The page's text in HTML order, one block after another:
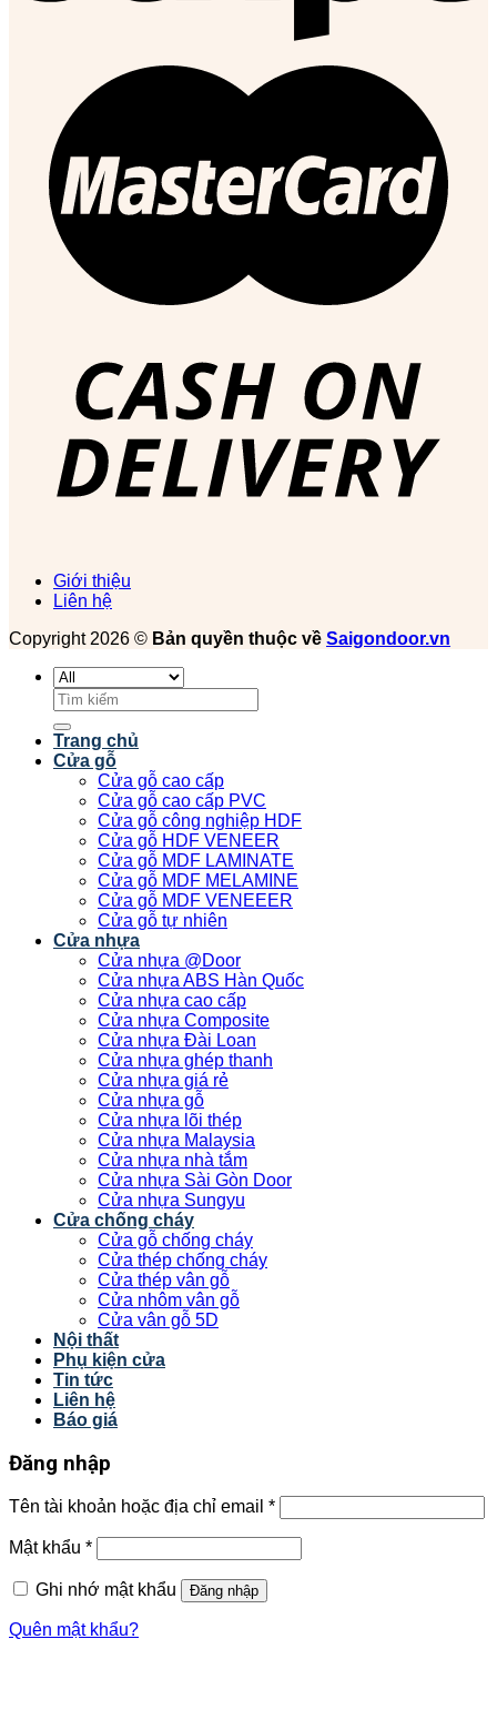
Giới thiệu
Liên hệ
Copyright 2026 © Bản quyền thuộc về Saigondoor.vn
Tìm
kiếm:
Trang chủ
Cửa gỗ
Cửa gỗ cao cấp
Cửa gỗ cao cấp PVC
Cửa gỗ công nghiệp HDF
Cửa gỗ HDF VENEER
Cửa gỗ MDF LAMINATE
Cửa gỗ MDF MELAMINE
Cửa gỗ MDF VENEEER
Cửa gỗ tự nhiên
Cửa nhựa
Cửa nhựa @Door
Cửa nhựa ABS Hàn Quốc
Cửa nhựa cao cấp
Cửa nhựa Composite
Cửa nhựa Đài Loan
Cửa nhựa ghép thanh
Cửa nhựa giá rẻ
Cửa nhựa gỗ
Cửa nhựa lõi thép
Cửa nhựa Malaysia
Cửa nhựa nhà tắm
Cửa nhựa Sài Gòn Door
Cửa nhựa Sungyu
Cửa chống cháy
Cửa gỗ chống cháy
Cửa thép chống cháy
Cửa thép vân gỗ
Cửa nhôm vân gỗ
Cửa vân gỗ 5D
Nội thất
Phụ kiện cửa
Tin tức
Liên hệ
Báo giá
Đăng nhập
Tên tài khoản hoặc địa chỉ email *
Mật khẩu *
Ghi nhớ mật khẩu Đăng nhập
Quên mật khẩu?